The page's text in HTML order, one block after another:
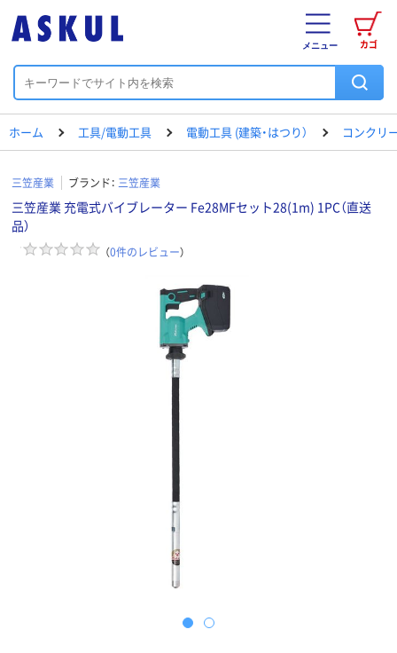
カゴ
メニュー
ホーム 工具/電動工具 電動工具 (建築・はつり） コンクリ
三笠産業 ブランド： 三笠産業
三笠産業 充電式バイブレーター Fe28MFセット28(1m) 1PC（直送
品）
（0件のレビュー）